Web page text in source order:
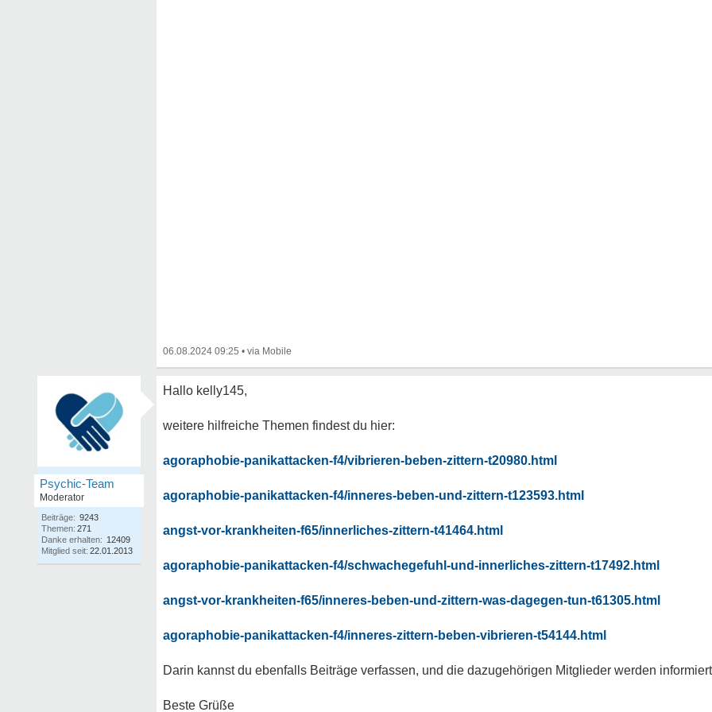
06.08.2024 09:25 •
Psychic-Team
Moderator
Beiträge: 9243
Themen: 271
Danke erhalten: 12409
Mitglied seit: 22.01.2013
Hallo kelly145,
weitere hilfreiche Themen findest du hier:
agoraphobie-panikattacken-f4/vibrieren-beben-zittern-t20980.html
agoraphobie-panikattacken-f4/inneres-beben-und-zittern-t123593.html
angst-vor-krankheiten-f65/innerliches-zittern-t41464.html
agoraphobie-panikattacken-f4/schwachegefuhl-und-innerliches-zittern-t17492.html
angst-vor-krankheiten-f65/inneres-beben-und-zittern-was-dagegen-tun-t61305.html
agoraphobie-panikattacken-f4/inneres-zittern-beben-vibrieren-t54144.html
Darin kannst du ebenfalls Beiträge verfassen, und die dazugehörigen Mitglieder werden
Beste Grüße